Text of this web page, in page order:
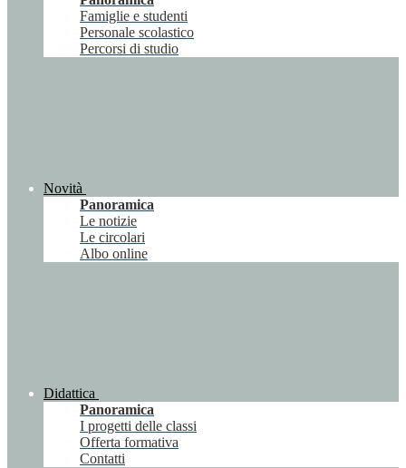
Famiglie e studenti
Personale scolastico
Percorsi di studio
Novità
Panoramica
Le notizie
Le circolari
Albo online
Didattica
Panoramica
I progetti delle classi
Offerta formativa
Contatti